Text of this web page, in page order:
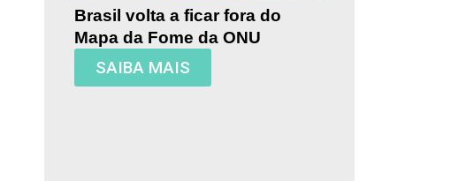
Brasil volta a ficar fora do
Mapa da Fome da ONU
SAIBA MAIS